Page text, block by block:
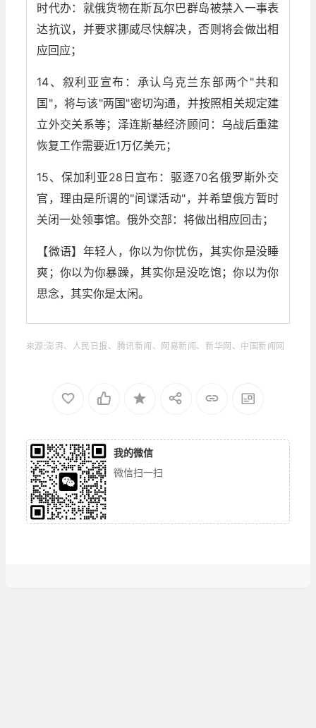
时代办：就俄货物在斯瓦尔巴群岛被禁入一事表
达抗议，并要求挪威尽快解决，否则将会做出相
应回应；
14、叙利亚宣布：承认乌克兰东部两个"共和
国"，将与该"两国"密切沟通，并按照相关规定建
立外交关系等；泽连斯基经济顾问：乌战后重建
恢复工作需要近1万亿美元；
15、保加利亚28日宣布：驱逐70名俄罗斯外交
官，理由是所谓的"间谍活动"，并希望俄方暂时
关闭一处领事馆。俄外交部：将做出相应回击；
【微语】年轻人，你以为你忧伤，其实你是没睡
爽；你以为你暴躁，其实你是没吃饱；你以为你
思念，其实你是太闲。
来源:澎湃、人民日报、腾讯新闻、网易新闻、新华网、中国新闻网
我的微信
微信扫一扫